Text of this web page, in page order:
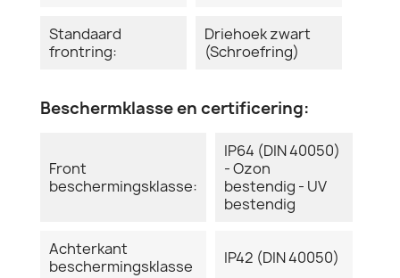
Standaard
frontring:
Driehoek zwart
(Schroefring)
Beschermklasse en certificering:
Front
beschermingsklasse:
IP64 (DIN 40050)
- Ozon
bestendig - UV
bestendig
Achterkant
beschermingsklasse
IP42 (DIN 40050)